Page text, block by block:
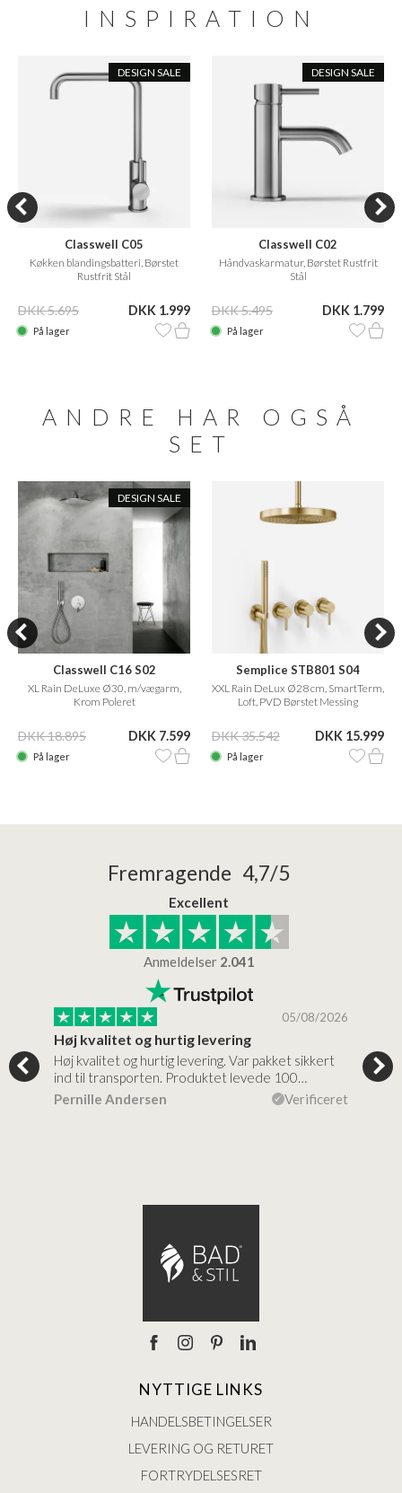
INSPIRATION
DESIGN SALE
Classwell C05
Køkken blandingsbatteri, Børstet
Rustfrit Stål
DKK 5.695 DKK 1.999
På lager
DESIGN SALE
Classwell C02
Håndvaskarmatur, Børstet Rustfrit
Stål
DKK 5.495 DKK 1.799
På lager
ANDRE HAR OGSÅ
SET
DESIGN SALE
Classwell C16 S02
XL Rain DeLuxe Ø30, m/vægarm,
Krom Poleret
DKK 18.895 DKK 7.599
På lager
Semplice STB801 S04
XXL Rain DeLux Ø28 cm, SmartTerm,
Loft, PVD Børstet Messing
DKK 35.542 DKK 15.999
På lager
Fremragende 4,7/5
Excellent
Anmeldelser 2.041
05/08/2026
Høj kvalitet og hurtig levering
Høj kvalitet og hurtig levering. Var pakket sikkert
ind til transporten. Produktet levede 100…
Pernille Andersen
Verificeret
NYTTIGE LINKS
HANDELSBETINGELSER
LEVERING OG RETURET
FORTRYDELSESRET